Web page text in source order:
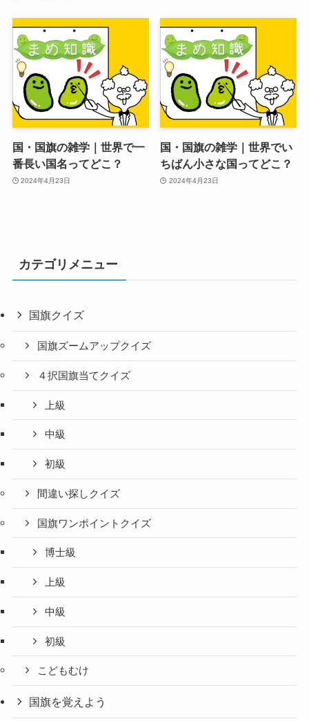
国・国旗の雑学｜世界で一
番長い国名ってどこ？
2024年4月23日
国・国旗の雑学｜世界でい
ちばん小さな国ってどこ？
2024年4月23日
カテゴリメニュー
国旗クイズ
国旗ズームアップクイズ
４択国旗当てクイズ
上級
中級
初級
間違い探しクイズ
国旗ワンポイントクイズ
博士級
上級
中級
初級
こどもむけ
国旗を覚えよう